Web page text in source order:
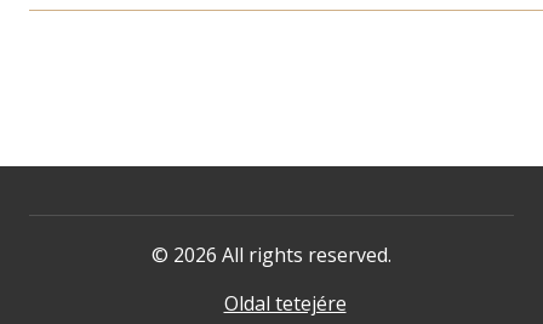
© 2026 All rights reserved.
Oldal tetejére